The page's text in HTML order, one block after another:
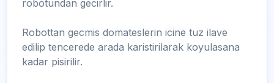
robotundan gecirlir.
Robottan gecmis domateslerin icine tuz ilave
edilip tencerede arada karistirilarak koyulasana
kadar pisirilir.